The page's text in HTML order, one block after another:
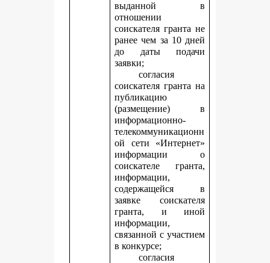
выданной в
отношении
соискателя гранта не
ранее чем за 10 дней
до даты подачи
заявки;
согласия
соискателя гранта на
публикацию
(размещение) в
информационно-
телекоммуникационн
ой сети «Интернет»
информации о
соискателе гранта,
информации,
содержащейся в
заявке соискателя
гранта, и иной
информации,
связанной с участием
в конкурсе;
согласия